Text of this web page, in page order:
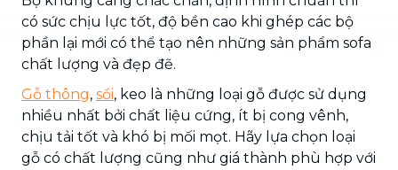
có sức chịu lực tốt, độ bền cao khi ghép các bộ
phần lại mới có thể tạo nên những sản phẩm sofa
chất lượng và đẹp đẽ.
Gỗ thông, sồi, keo là những loại gỗ được sử dụng
nhiều nhất bởi chất liệu cứng, ít bị cong vênh,
chịu tải tốt và khó bị mối mọt. Hãy lựa chọn loại
gỗ có chất lượng cũng như giá thành phù hợp với